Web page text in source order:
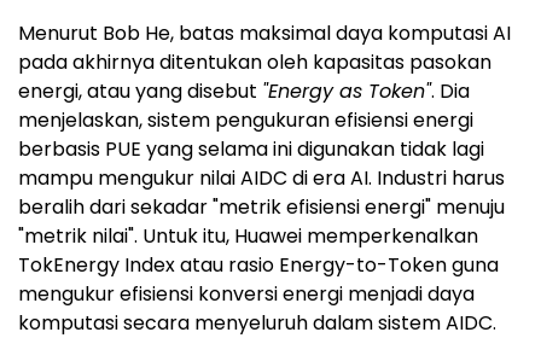
Menurut Bob He, batas maksimal daya komputasi AI
pada akhirnya ditentukan oleh kapasitas pasokan
energi, atau yang disebut "Energy as Token". Dia
menjelaskan, sistem pengukuran efisiensi energi
berbasis PUE yang selama ini digunakan tidak lagi
mampu mengukur nilai AIDC di era AI. Industri harus
beralih dari sekadar "metrik efisiensi energi" menuju
"metrik nilai". Untuk itu, Huawei memperkenalkan
TokEnergy Index atau rasio Energy-to-Token guna
mengukur efisiensi konversi energi menjadi daya
komputasi secara menyeluruh dalam sistem AIDC.